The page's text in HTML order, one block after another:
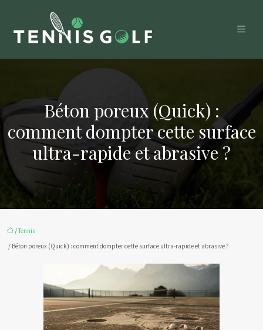
Béton poreux (Quick) :
comment dompter cette surface
ultra-rapide et abrasive ?
/Tennis
/ Béton poreux (Quick) : comment dompter cette surface ultra-rapide et abrasive ?